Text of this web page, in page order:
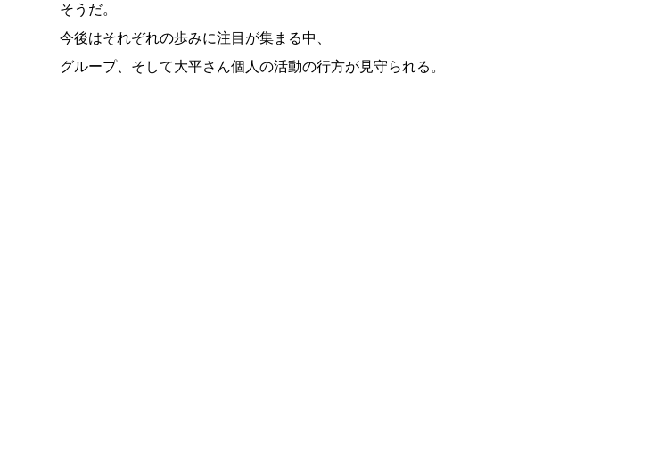
そうだ。
今後はそれぞれの歩みに注目が集まる中、
グループ、そして大平さん個人の活動の行方が見守られる。